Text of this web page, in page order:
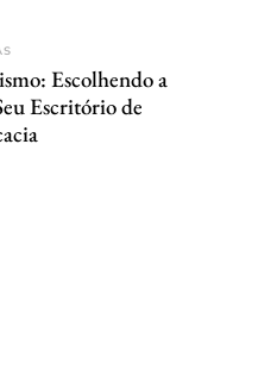
Escolhendo a
Escritório de